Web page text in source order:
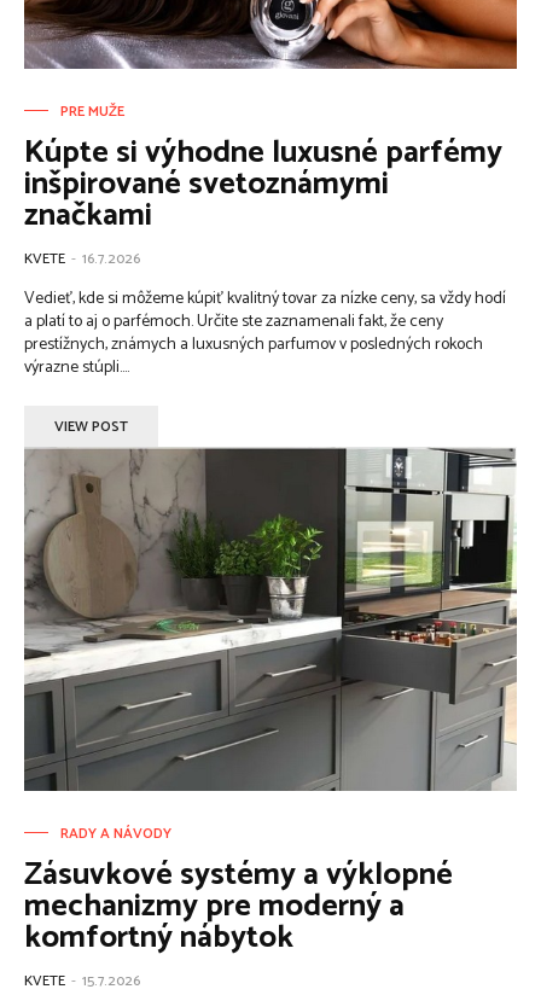
PRE MUŽE
Kúpte si výhodne luxusné parfémy
inšpirované svetoznámymi
značkami
KVETE - 16.7.2026
Vedieť, kde si môžeme kúpiť kvalitný tovar za nízke ceny, sa vždy hodí
a platí to aj o parfémoch. Určite ste zaznamenali fakt, že ceny
prestížnych, známych a luxusných parfumov v posledných rokoch
výrazne stúpli....
VIEW POST
RADY A NÁVODY
Zásuvkové systémy a výklopné
mechanizmy pre moderný a
komfortný nábytok
KVETE - 15.7.2026